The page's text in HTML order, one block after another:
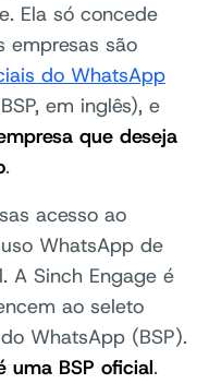
Ela só concede
empresas são
do WhatsApp
BSP, em inglês), e
que deseja
.
acesso ao
WhatsApp de
A Sinch Engage é
ao seleto
WhatsApp (BSP).
uma BSP oficial.